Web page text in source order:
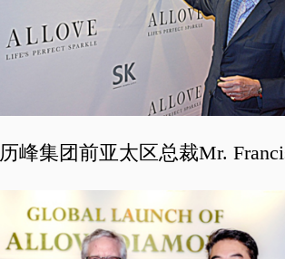
历峰集团前亚太区总裁Mr.